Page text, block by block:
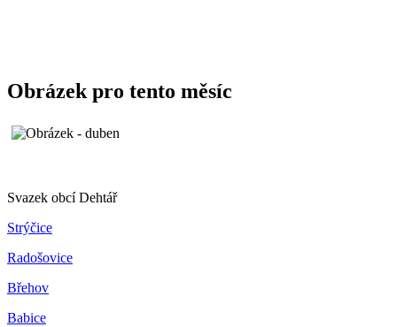
Obrázek pro tento měsíc
Svazek obcí Dehtář
Strýčice
Radošovice
Břehov
Babice